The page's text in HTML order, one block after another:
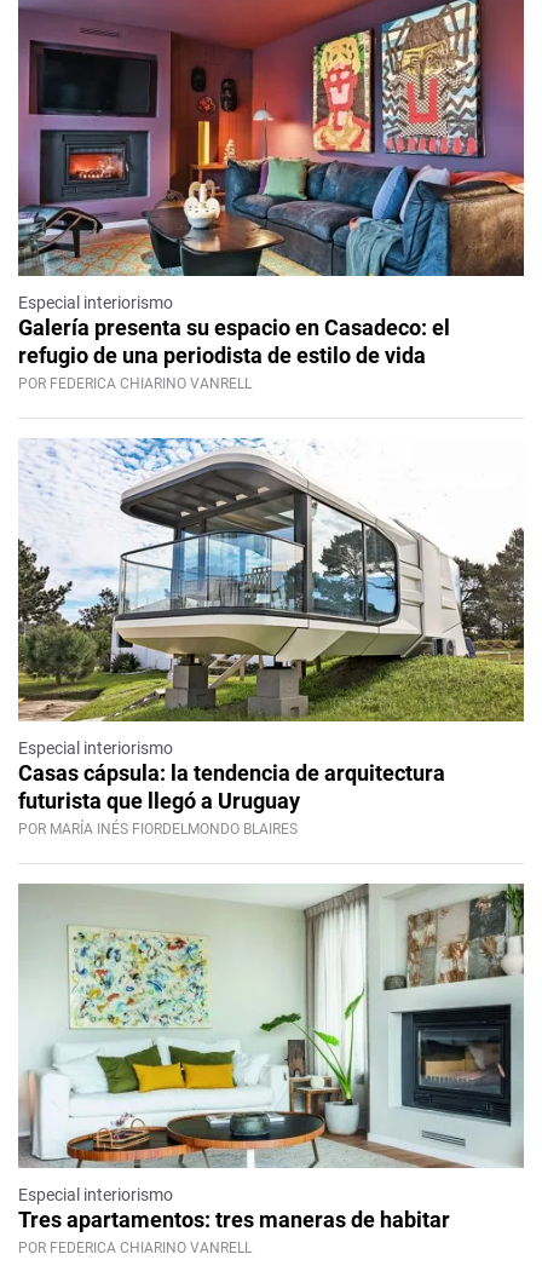
Especial interiorismo
Galería presenta su espacio en Casadeco: el
refugio de una periodista de estilo de vida
POR FEDERICA CHIARINO VANRELL
Especial interiorismo
Casas cápsula: la tendencia de arquitectura
futurista que llegó a Uruguay
POR MARÍA INÉS FIORDELMONDO BLAIRES
Especial interiorismo
Tres apartamentos: tres maneras de habitar
POR FEDERICA CHIARINO VANRELL